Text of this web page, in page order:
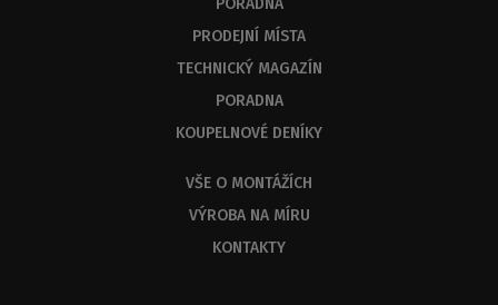
PRODEJNÍ MÍSTA
TECHNICKÝ MAGAZÍN
PORADNA
KOUPELNOVÉ DENÍKY
VŠE O MONTÁŽÍCH
VÝROBA NA MÍRU
KONTAKTY